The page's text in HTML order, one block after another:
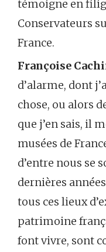
témoigne en
Conservateurs
France.
Françoise
d’alarme, dont
chose, ou alors
que j’en sais, il
musées de
d’entre nous se
dernières
tous ces lieux
patrimoine
font vivre, sont